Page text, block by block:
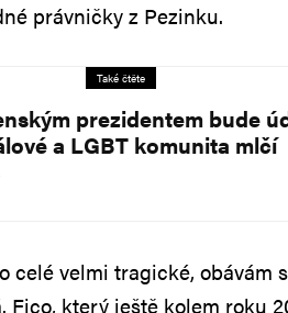
právničky z Pezinku.
Také čtěte
prezidentem bude
a LGBT komunita mlčí
celé velmi tragické, obávám
Fico, který ještě kolem roku